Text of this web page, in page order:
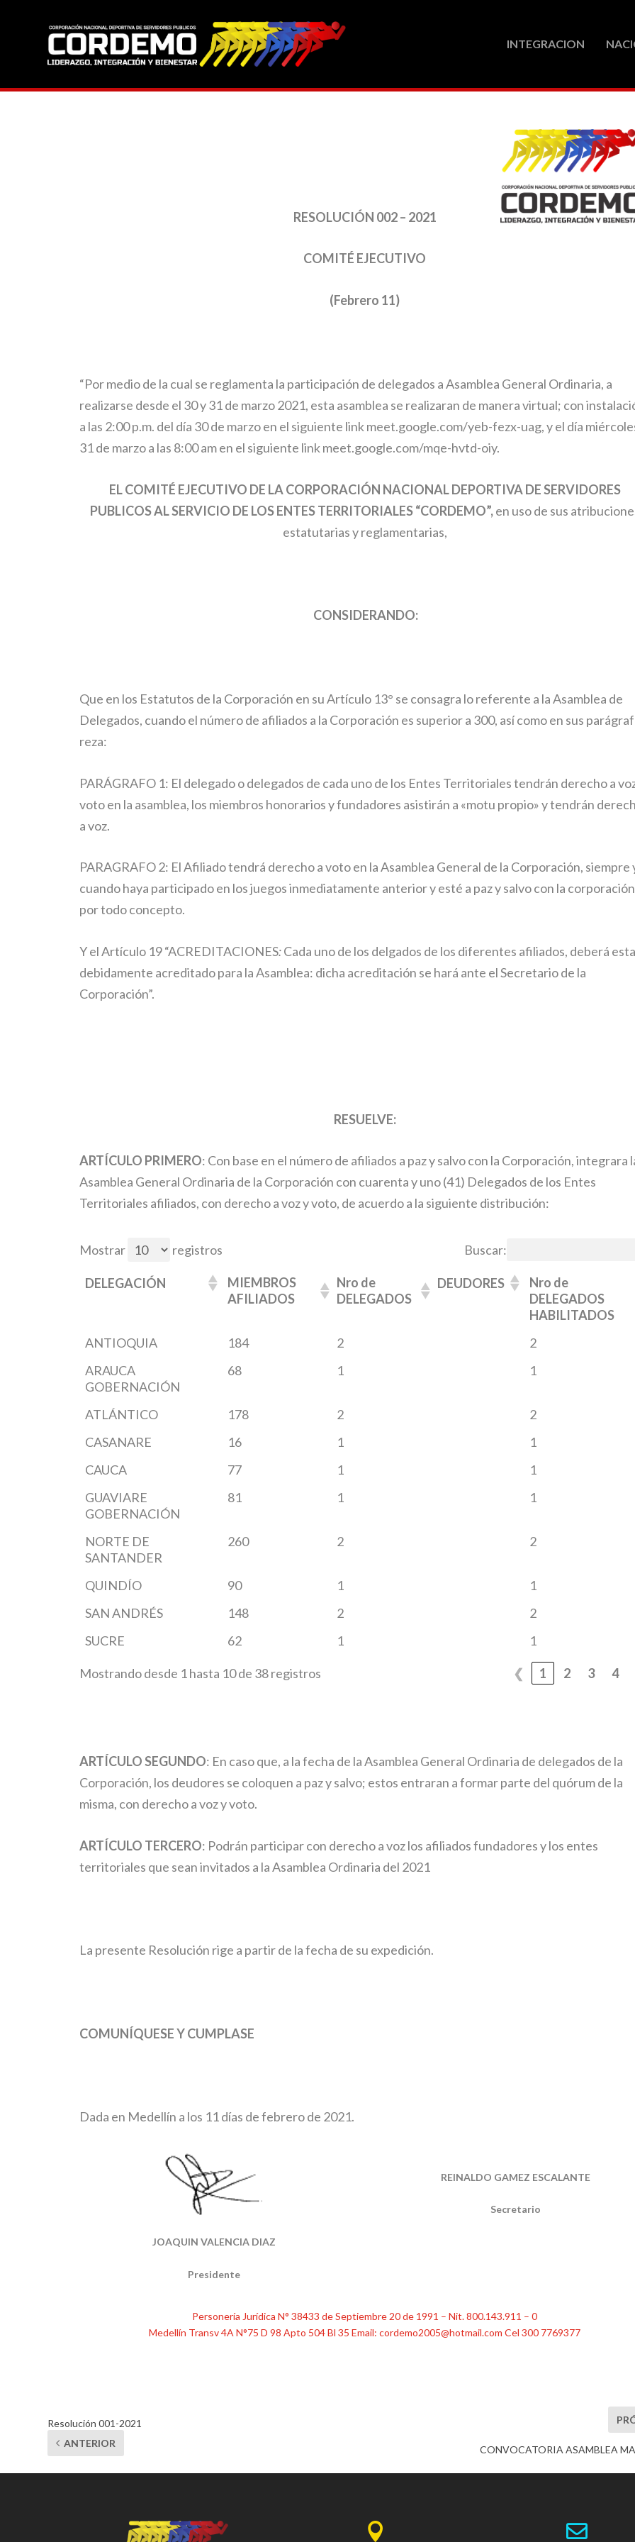
INTEGRACION
RESOLUCIÓN 002 – 2021
COMITÉ EJECUTIVO
(Febrero 11)
“Por medio de la cual se reglamenta la participación de delegados a Asamblea General Ordinaria, a
realizarse desde el 30 y 31 de marzo 2021, esta asamblea se realizaran de manera virtual; con
a las 2:00 p.m. del día 30 de marzo en el siguiente link meet.google.com/yeb-fezx-uag, y el día
31 de marzo a las 8:00 am en el siguiente link meet.google.com/mqe-hvtd-oiy.
EL COMITÉ EJECUTIVO DE LA CORPORACIÓN NACIONAL DEPORTIVA DE SERVIDORES
PUBLICOS AL SERVICIO DE LOS ENTES TERRITORIALES “CORDEMO”,en uso de sus
estatutarias y reglamentarias,
CONSIDERANDO:
Que en los Estatutos de la Corporación en su Artículo 13° se consagra lo referente a la Asamblea de
Delegados, cuando el número de afiliados a la Corporación es superior a 300, así como en sus
reza:
PARÁGRAFO 1: El delegado o delegados de cada uno de los Entes Territoriales tendrán derecho a
voto en la asamblea, los miembros honorarios y fundadores asistirán a «motu propio» y tendrán
a voz.
PARAGRAFO 2: El Afiliado tendrá derecho a voto en la Asamblea General de la Corporación, siempre
cuando haya participado en los juegos inmediatamente anterior y esté a paz y salvo con la corporación
por todo concepto.
Y el Artículo 19 “ACREDITACIONES:Cada uno de los delgados de los diferentes afiliados, deberá
debidamente acreditado para la Asamblea: dicha acreditación se hará ante el Secretario de la
Corporación”.
RESUELVE:
ARTÍCULO PRIMERO: Con base en el número de afiliados a paz y salvo con la Corporación, integrara
Asamblea General Ordinaria de la Corporación con cuarenta y uno (41) Delegados de los Entes
Territoriales afiliados, con derecho a voz y voto, de acuerdo a la siguiente distribución:
Mostrar registros Buscar:
DELEGACIÓN
MIEMBROS
AFILIADOS
Nro de
DELEGADOS
DEUDORES
Nro de
DELEGADOS
HABILITADOS
ANTIOQUIA
184 2
2
ARAUCA
GOBERNACIÓN
68 1 1
ATLÁNTICO 178 2
2
CASANARE
16 1
1
CAUCA
77 1
1
GUAVIARE
GOBERNACIÓN
81 1 1
NORTE DE
SANTANDER
260 2 2
QUINDÍO 90 1
1
SAN ANDRÉS
148 2
2
SUCRE
62 1 1
Mostrando desde 1 hasta 10 de 38 registros ❮ 1 2 3 4
ARTÍCULO SEGUNDO: En caso que, a la fecha de la Asamblea General Ordinaria de delegados de la
Corporación, los deudores se coloquen a paz y salvo; estos entraran a formar parte del quórum de la
misma, con derecho a voz y voto.
ARTÍCULO TERCERO: Podrán participar con derecho a voz los afiliados fundadores y los entes
territoriales que sean invitados a la Asamblea Ordinaria del 2021
La presente Resolución rige a partir de la fecha de su expedición.
COMUNÍQUESE Y CUMPLASE
Dada en Medellín a los 11 días de febrero de 2021.
JOAQUIN VALENCIA DIAZ
Presidente
REINALDO GAMEZ ESCALANTE
Secretario
Personería Jurídica N° 38433 de Septiembre 20 de 1991 – Nit. 800.143.911 – 0
Medellín Transv 4A N°75 D 98 Apto 504 Bl 35 Email: cordemo2005@hotmail.com Cel 300 7769377
Resolución 001-2021
ANTERIOR
CONVOCATORIA ASAMBLEA
 